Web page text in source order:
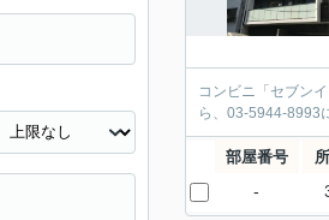
コンビニ「セブン
ら、03-5944-8993
部屋番号
-